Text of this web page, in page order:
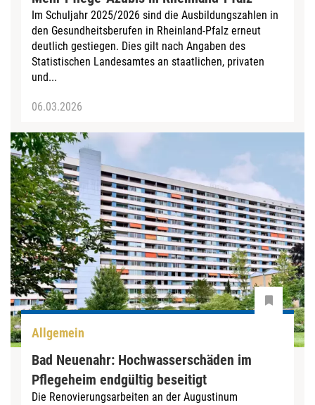
Im Schuljahr 2025/2026 sind die Ausbildungszahlen in
den Gesundheitsberufen in Rheinland-Pfalz erneut
deutlich gestiegen. Dies gilt nach Angaben des
Statistischen Landesamtes an staatlichen, privaten
und...
06.03.2026
Allgemein
Bad Neuenahr: Hochwasserschäden im
Pflegeheim endgültig beseitigt
Die Renovierungsarbeiten an der Augustinum